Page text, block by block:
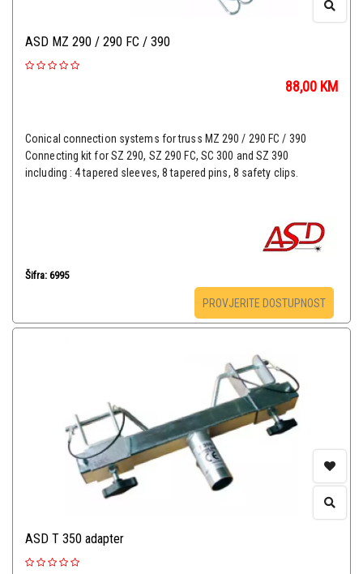
ASD MZ 290 / 290 FC / 390
88,00 KM
Conical connection systems for truss MZ 290 / 290 FC / 390
Connecting kit for SZ 290, SZ 290 FC, SC 300 and SZ 390
including : 4 tapered sleeves, 8 tapered pins, 8 safety clips.
Šifra: 6995
PROVJERITE DOSTUPNOST
ASD T 350 adapter